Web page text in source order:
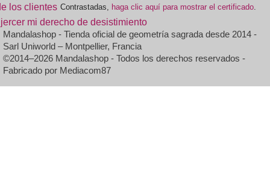
Contrastadas, haga clic aquí para mostrar el certificado.
mi derecho de desistimiento
Mandalashop - Tienda oficial de geometría sagrada desde 2014 -
Sarl Uniworld – Montpellier, Francia
©2014–2026 Mandalashop - Todos los derechos reservados -
Fabricado por Mediacom87